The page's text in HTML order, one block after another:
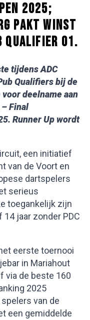
2025;
PAKT WINST
QUALIFIER 01.
tijdens ADC
Qualifiers bij de
deelname aan
– Final
Runner Up wordt
een initiatief
van de Voort en
dartspelers
serieus
toegankelijk zijn
jaar zonder PDC
eerste toernooi
in Mariahout
via de beste 160
2025
van de
een gemiddelde